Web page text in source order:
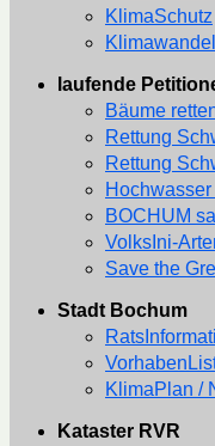
KlimaSchutz
Klimawandel
laufende
Bäume
Rettung
Rettung
BOCHUM
VolksIni-
Save the
Stadt Bochum
KlimaPlan /
Kataster RVR